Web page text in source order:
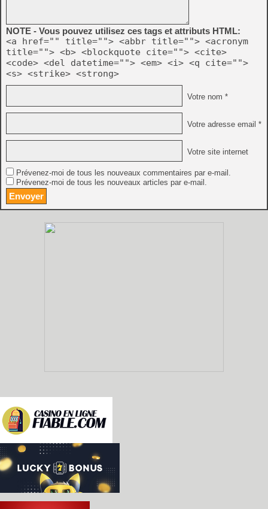
NOTE - Vous pouvez utilisez ces tags et attributs HTML:
<a href="" title=""> <abbr title=""> <acronym
title=""> <b> <blockquote cite=""> <cite>
<code> <del datetime=""> <em> <i> <q cite="">
<s> <strike> <strong>
Votre nom *
Votre adresse email *
Votre site internet
Prévenez-moi de tous les nouveaux commentaires par e-mail.
Prévenez-moi de tous les nouveaux articles par e-mail.